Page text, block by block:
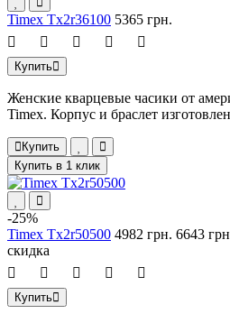
Timex Tx2r36100 5365 грн.
Купить
Женские кварцевые часики от
Timex. Корпус и браслет
Купить
Купить в 1 клик
-25%
Timex Tx2r50500 4982 грн. 6643
скидка
Купить